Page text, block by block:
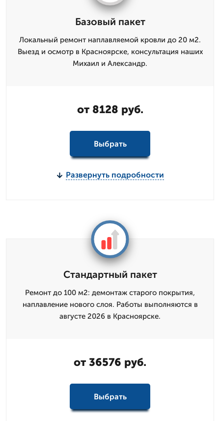
Базовый пакет
Локальный ремонт наплавляемой кровли до 20 м2.
Выезд и осмотр в Красноярске, консультация наших
Михаил и Александр.
от 8128 руб.
Выбрать
Развернуть подробности
Стандартный пакет
Ремонт до 100 м2: демонтаж старого покрытия,
наплавление нового слоя. Работы выполняются в
августе 2026 в Красноярске.
от 36576 руб.
Выбрать